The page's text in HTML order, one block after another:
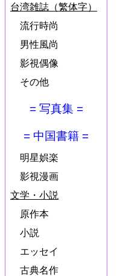
台湾雑誌（繁体字）
流行時尚
男性風尚
影視偶像
その他
= 写真集 =
= 中国書籍 =
明星娯楽
影視漫画
文学・小説
原作本
小説
エッセイ
古典名作